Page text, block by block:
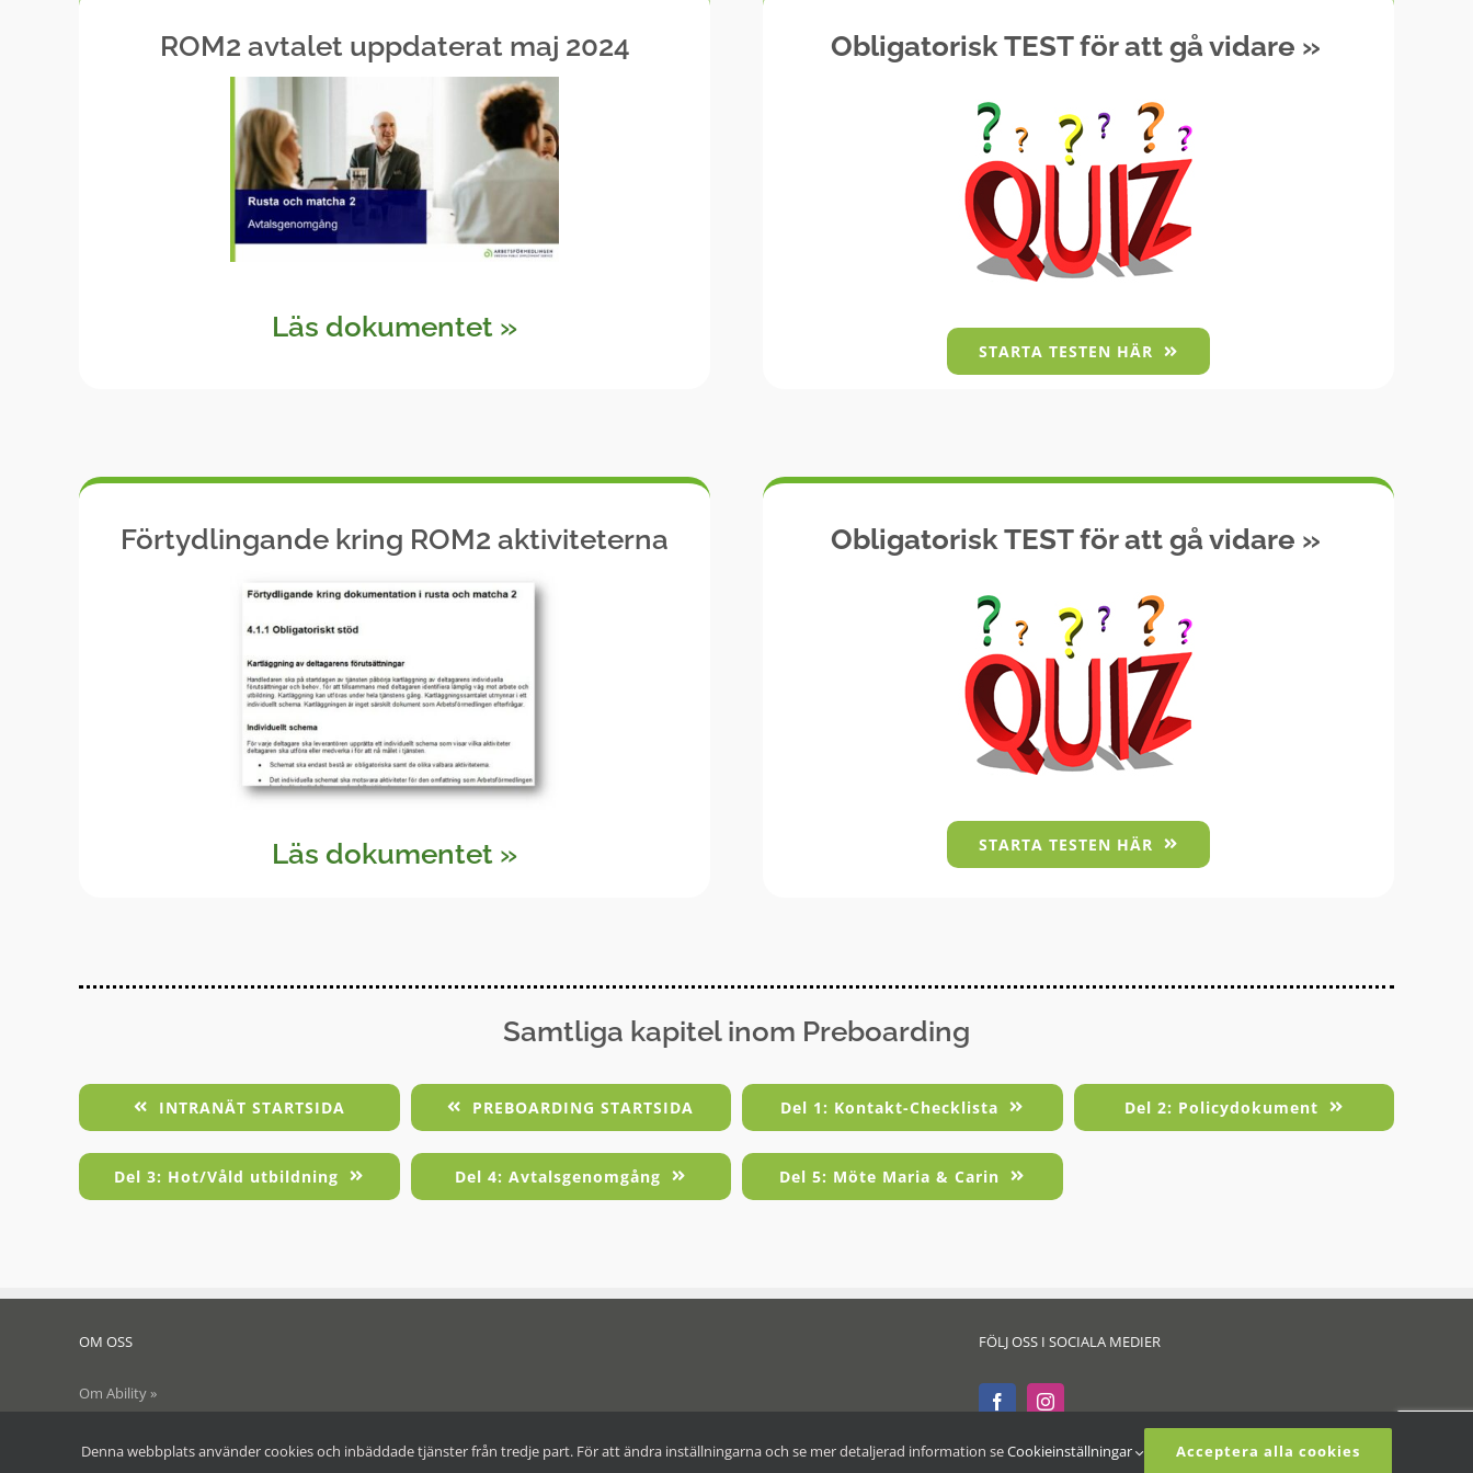
ROM2 avtalet uppdaterat maj 2024
Läs dokumentet »
Obligatorisk TEST för att gå vidare »
STARTA TESTEN HÄR
Förtydlingande kring ROM2 aktiviteterna
Läs dokumentet »
Obligatorisk TEST för att gå vidare »
STARTA TESTEN HÄR
Samtliga kapitel inom Preboarding
INTRANÄT STARTSIDA PREBOARDING STARTSIDA Del 1: Kontakt-Checklista Del 2: Policydokument
Del 3: Hot/Våld utbildning Del 4: Avtalsgenomgång Del 5: Möte Maria & Carin
OM OSS
Om Ability »
FÖLJ OSS I SOCIALA MEDIER
Denna webbplats använder cookies och inbäddade tjänster från tredje part. För att ändra inställningarna och se mer detaljerad information seCookieinställningar Acceptera alla cookies